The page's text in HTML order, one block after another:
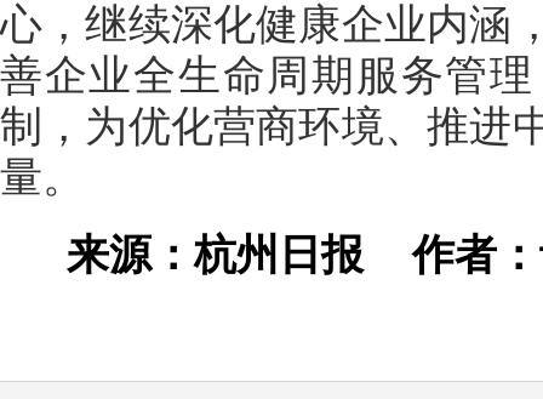
心，继续深化健康企业内涵
善企业全生命周期服务管
制，为优化营商环境、推进
量。
来源：杭州日报作者